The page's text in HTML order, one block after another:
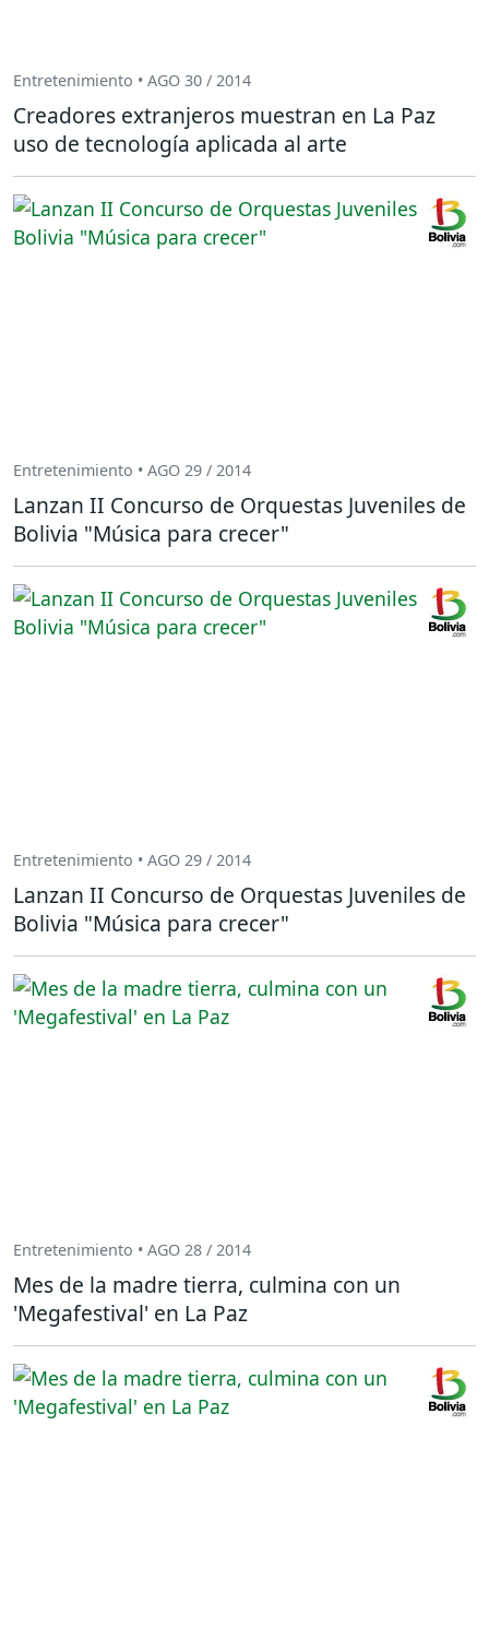
Entretenimiento • AGO 30 / 2014
Creadores extranjeros muestran en La Paz
uso de tecnología aplicada al arte
Entretenimiento • AGO 29 / 2014
Lanzan II Concurso de Orquestas Juveniles de
Bolivia "Música para crecer"
Entretenimiento • AGO 29 / 2014
Lanzan II Concurso de Orquestas Juveniles de
Bolivia "Música para crecer"
Entretenimiento • AGO 28 / 2014
Mes de la madre tierra, culmina con un
'Megafestival' en La Paz